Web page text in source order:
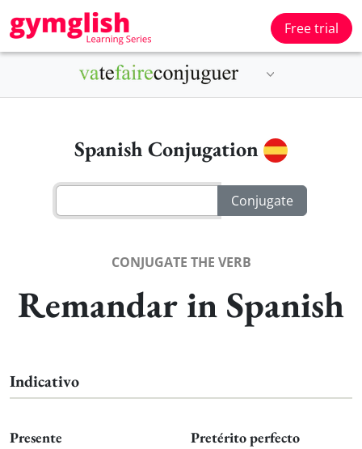
Free trial
Spanish Conjugation
CONJUGATE THE VERB
Remandar in Spanish
Indicativo
Presente Pretérito perfecto